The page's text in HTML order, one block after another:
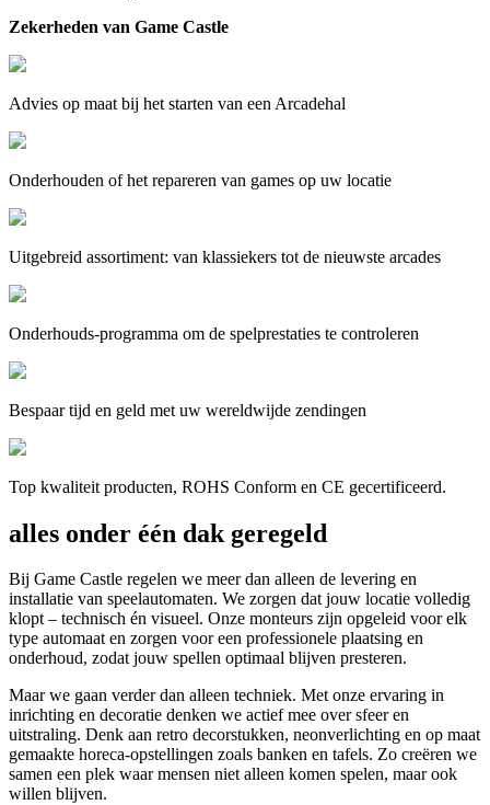
Zekerheden van Game Castle
Advies op maat bij het starten van een Arcadehal
Onderhouden of het repareren van games op uw locatie
Uitgebreid assortiment: van klassiekers tot de nieuwste arcades
Onderhouds-programma om de spelprestaties te controleren
Bespaar tijd en geld met uw wereldwijde zendingen
Top kwaliteit producten, ROHS Conform en CE gecertificeerd.
alles onder één dak geregeld
Bij Game Castle regelen we meer dan alleen de levering en
installatie van speelautomaten. We zorgen dat jouw locatie volledig
klopt – technisch én visueel. Onze monteurs zijn opgeleid voor elk
type automaat en zorgen voor een professionele plaatsing en
onderhoud, zodat jouw spellen optimaal blijven presteren.
Maar we gaan verder dan alleen techniek. Met onze ervaring in
inrichting en decoratie denken we actief mee over sfeer en
uitstraling. Denk aan retro decorstukken, neonverlichting en op maat
gemaakte horeca-opstellingen zoals banken en tafels. Zo creëren we
samen een plek waar mensen niet alleen komen spelen, maar ook
willen blijven.